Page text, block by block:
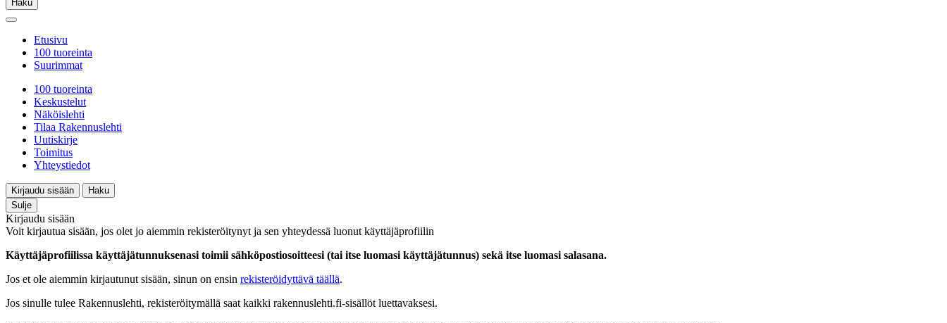
Haku
Etusivu
100 tuoreinta
Suurimmat
100 tuoreinta
Keskustelut
Näköislehti
Tilaa Rakennuslehti
Uutiskirje
Toimitus
Yhteystiedot
Kirjaudu sisään
Haku
Sulje
Kirjaudu sisään
Voit kirjautua sisään, jos olet jo aiemmin rekisteröitynyt ja sen yhteydessä luonut käyttäjäprofiilin
Käyttäjäprofiilissa käyttäjätunnuksenasi toimii sähköpostiosoitteesi (tai itse luomasi käyttäjätunnus) sekä itse luomasi salasana.
Jos et ole aiemmin kirjautunut sisään, sinun on ensin rekisteröidyttävä täällä.
Jos sinulle tulee Rakennuslehti, rekisteröitymällä saat kaikki rakennuslehti.fi-sisällöt luettavaksesi.